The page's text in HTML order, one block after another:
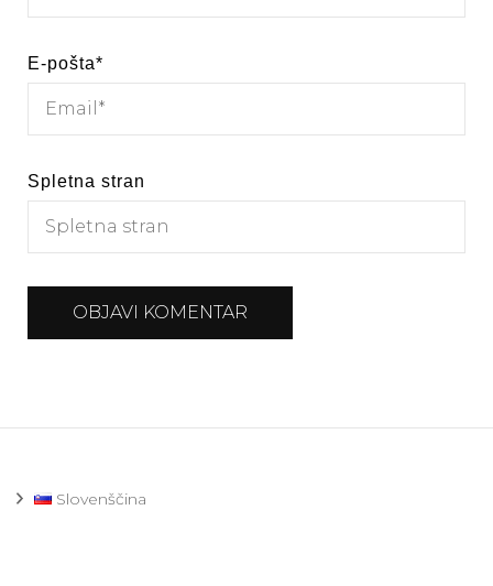
E-pošta*
Spletna stran
Slovenščina